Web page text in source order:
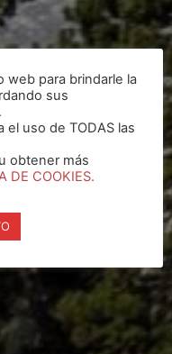
web para brindarle la
sus
el uso de TODAS las
obtener más
DE COOKIES.